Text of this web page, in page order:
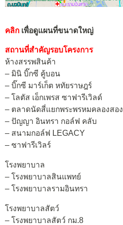
คลิก เพื่อดูแผนที่ขนาดใหญ่
สถานที่สำคัญรอบโครงการ
ห้างสรรพสินค้า
– มินิ บิ๊กซี คู้บอน
– บิ๊กซี มาร์เก็ต หทัยราษฎร์
– โลตัส เอ็กเพรส ซาฟารีเวิลด์
– ตลาดนัดสี่แยกพระพรหมคลองสอง
– ปัญญา อินทรา กอล์ฟ คลับ
– สนามกอล์ฟ LEGACY
– ซาฟารีเวิลร์
โรงพยาบาล
– โรงพยาบาลสินแพทย์
– โรงพยาบาลรามอินทรา
โรงพยาบาลสัตว์
– โรงพยาบาลสัตว์ กม.8